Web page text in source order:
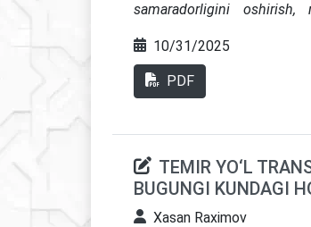
samaradorligini oshirish,
rivojlantirish, eksport
bilan ta’minlash orqali
ko‘rsatib o‘tilgan. Tadqiqot
10/31/2025
PDF
TEMIR YO‘L
BUGUNGI KUNDAGI
Xasan Raximov